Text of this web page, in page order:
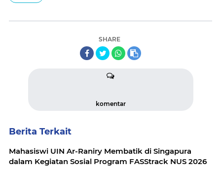
SHARE
komentar
Berita Terkait
Mahasiswi UIN Ar-Raniry Membatik di Singapura
dalam Kegiatan Sosial Program FASStrack NUS 2026